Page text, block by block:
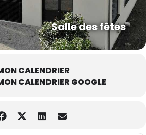
Salle des fêtes
CALENDRIER
CALENDRIER GOOGLE